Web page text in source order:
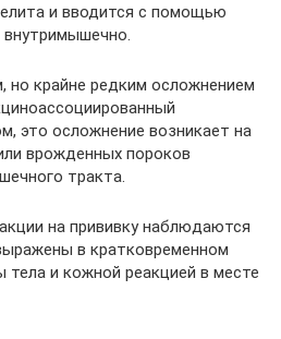
и вводится с помощью
крайне редким осложнением
это осложнение возникает на
врожденных пороков
тракта.
на прививку наблюдаются
в кратковременном
и кожной реакцией в месте